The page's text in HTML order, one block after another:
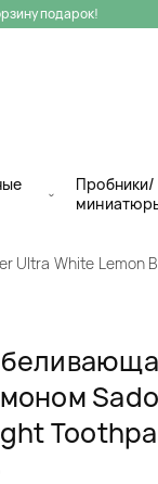
подарок!
Пробники/
Ultra White Lemon